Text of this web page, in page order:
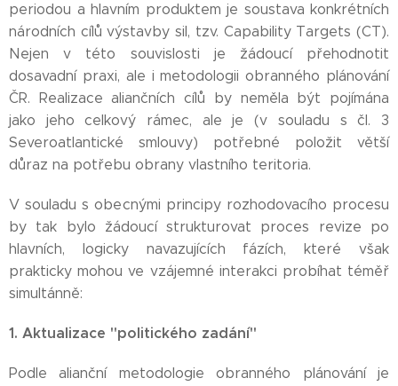
periodou a hlavním produktem je soustava konkrétních
národních cílů výstavby sil, tzv. Capability Targets (CT).
Nejen v této souvislosti je žádoucí přehodnotit
dosavadní praxi, ale i metodologii obranného plánování
ČR. Realizace aliančních cílů by neměla být pojímána
jako jeho celkový rámec, ale je (v souladu s čl. 3
Severoatlantické smlouvy) potřebné položit větší
důraz na potřebu obrany vlastního teritoria.
V souladu s obecnými principy rozhodovacího procesu
by tak bylo žádoucí strukturovat proces revize po
hlavních, logicky navazujících fázích, které však
prakticky mohou ve vzájemné interakci probíhat téměř
simultánně:
1. Aktualizace "politického zadání"
Podle alianční metodologie obranného plánování je